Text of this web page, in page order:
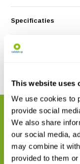
This website uses
We use cookies to
provide social
We also share
our social media,
may combine it
provided to them
Specificaties
Reviews
GERELATEERDE
Maak uw